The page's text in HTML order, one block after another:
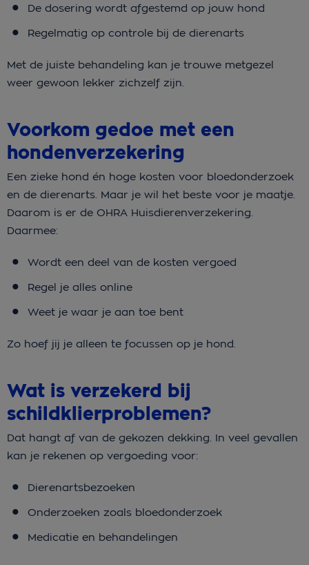
De dosering wordt afgestemd op jouw hond
Regelmatig op controle bij de dierenarts
Met de juiste behandeling kan je trouwe metgezel
weer gewoon lekker zichzelf zijn.
Voorkom gedoe met een
hondenverzekering
Een zieke hond én hoge kosten voor bloedonderzoek
en de dierenarts. Maar je wil het beste voor je maatje.
Daarom is er de OHRA Huisdierenverzekering.
Daarmee:
Wordt een deel van de kosten vergoed
Regel je alles online
Weet je waar je aan toe bent
Zo hoef jij je alleen te focussen op je hond.
Wat is verzekerd bij
schildklierproblemen?
Dat hangt af van de gekozen dekking. In veel gevallen
kan je rekenen op vergoeding voor:
Dierenartsbezoeken
Onderzoeken zoals bloedonderzoek
Medicatie en behandelingen